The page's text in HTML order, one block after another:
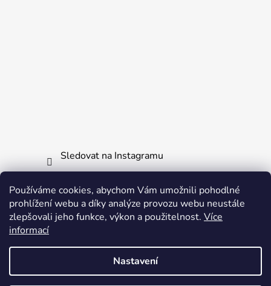
Používáme cookies, abychom Vám umožnili pohodlné
prohlížení webu a díky analýze provozu webu neustále
zlepšovali jeho funkce, výkon a použitelnost. Více
informací
Nastavení
Sledovat na Instagramu
Informace pro vás
Obchodní podmínky